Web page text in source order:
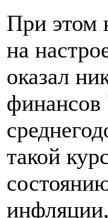
При этом
на
оказал
такой